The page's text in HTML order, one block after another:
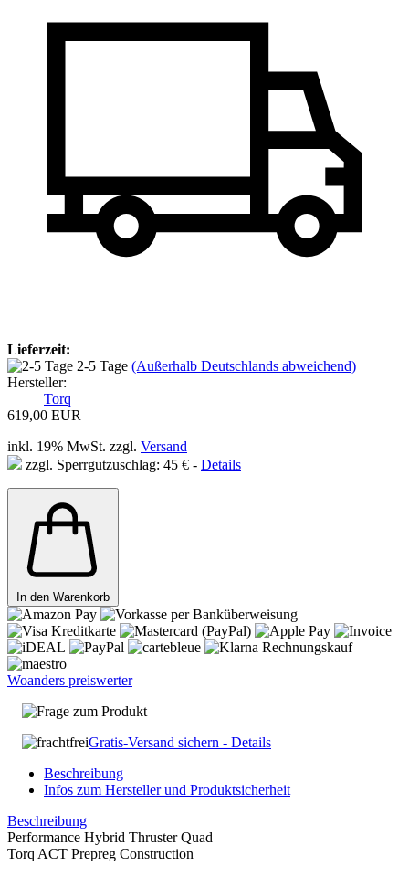
Lieferzeit:
2-5 Tage (Außerhalb Deutschlands abweichend)
Hersteller:
Torq
619,00 EUR
inkl. 19% MwSt. zzgl. Versand
zzgl. Sperrgutzuschlag: 45 € - Details
In den Warenkorb
Woanders preiswerter
Frage zum Produkt
Gratis-Versand sichern - Details
Beschreibung
Infos zum Hersteller und Produktsicherheit
Beschreibung
Performance Hybrid Thruster Quad
Torq ACT Prepreg Construction